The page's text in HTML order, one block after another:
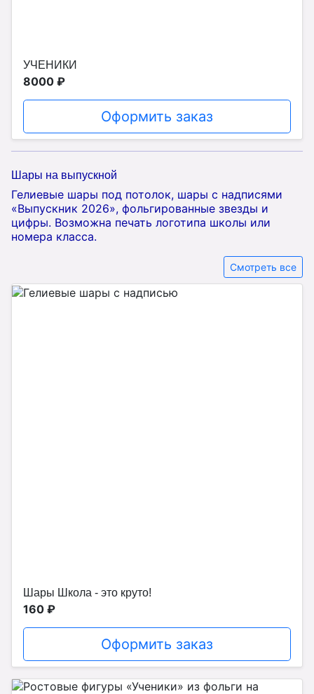
УЧЕНИКИ
8000 ₽
Оформить заказ
Шары на выпускной
Гелиевые шары под потолок, шары с надписями
«Выпускник 2026», фольгированные звезды и
цифры. Возможна печать логотипа школы или
номера класса.
Смотреть все
Шары Школа - это круто!
160 ₽
Оформить заказ